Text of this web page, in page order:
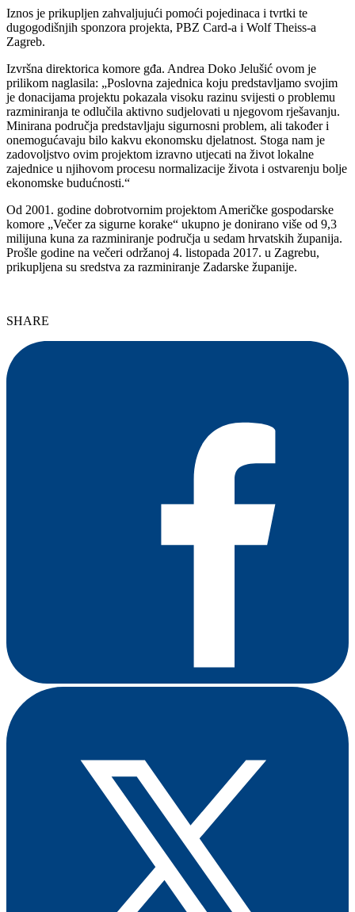
Iznos je prikupljen zahvaljujući pomoći pojedinaca i tvrtki te
dugogodišnjih sponzora projekta, PBZ Card-a i Wolf Theiss-a
Zagreb.
Izvršna direktorica komore gđa. Andrea Doko Jelušić ovom je
prilikom naglasila: „Poslovna zajednica koju predstavljamo svojim
je donacijama projektu pokazala visoku razinu svijesti o problemu
razminiranja te odlučila aktivno sudjelovati u njegovom rješavanju.
Minirana područja predstavljaju sigurnosni problem, ali također i
onemogućavaju bilo kakvu ekonomsku djelatnost. Stoga nam je
zadovoljstvo ovim projektom izravno utjecati na život lokalne
zajednice u njihovom procesu normalizacije života i ostvarenju bolje
ekonomske budućnosti.“
Od 2001. godine dobrotvornim projektom Američke gospodarske
komore „Večer za sigurne korake“ ukupno je donirano više od 9,3
milijuna kuna za razminiranje područja u sedam hrvatskih županija.
Prošle godine na večeri održanoj 4. listopada 2017. u Zagrebu,
prikupljena su sredstva za razminiranje Zadarske županije.
SHARE